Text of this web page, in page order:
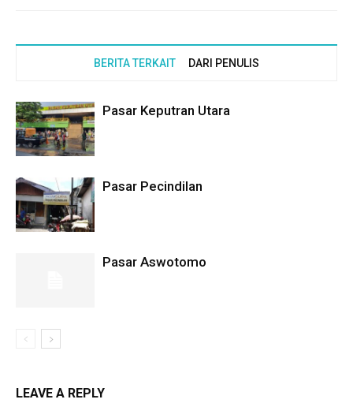
BERITA TERKAIT DARI PENULIS
Pasar Keputran Utara
Pasar Pecindilan
Pasar Aswotomo
LEAVE A REPLY